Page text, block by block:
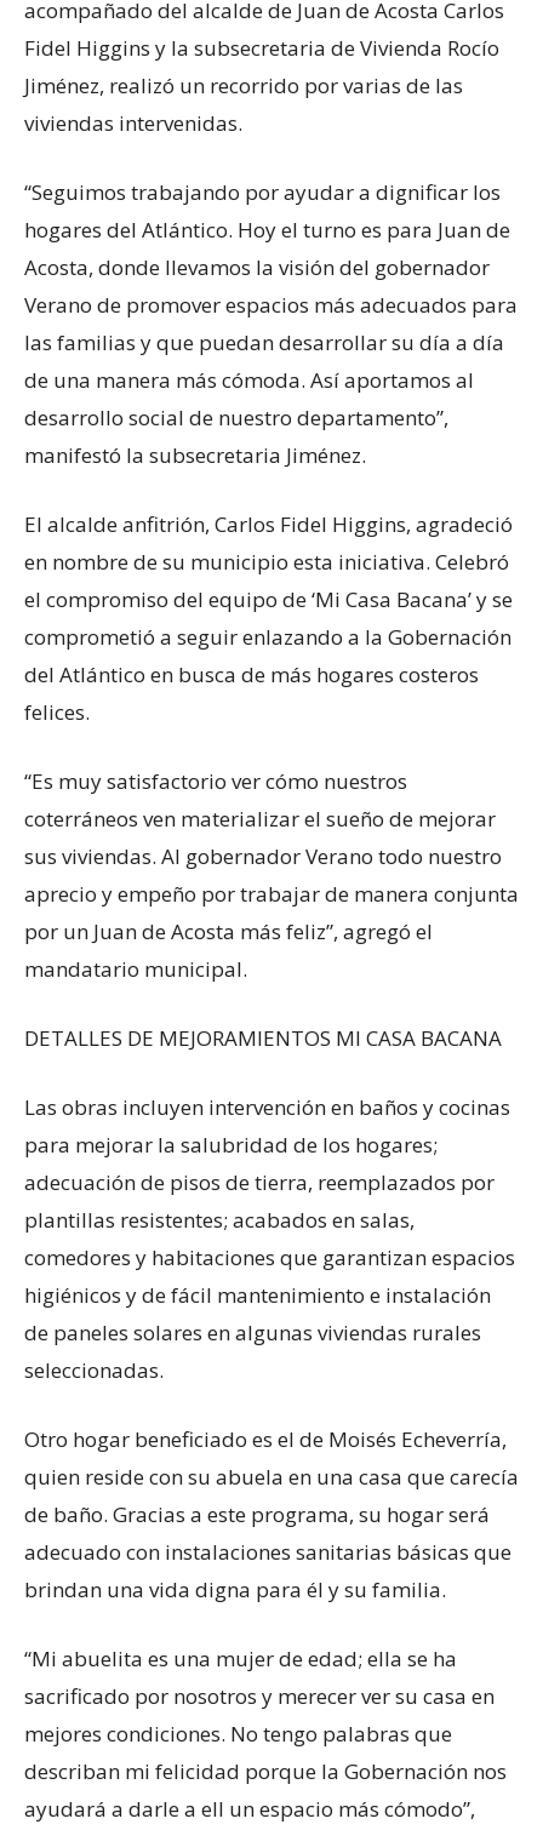
acompañado del alcalde de Juan de Acosta Carlos
Fidel Higgins y la subsecretaria de Vivienda Rocío
Jiménez, realizó un recorrido por varias de las
viviendas intervenidas.
“Seguimos trabajando por ayudar a dignificar los
hogares del Atlántico. Hoy el turno es para Juan de
Acosta, donde llevamos la visión del gobernador
Verano de promover espacios más adecuados para
las familias y que puedan desarrollar su día a día
de una manera más cómoda. Así aportamos al
desarrollo social de nuestro departamento”,
manifestó la subsecretaria Jiménez.
El alcalde anfitrión, Carlos Fidel Higgins, agradeció
en nombre de su municipio esta iniciativa. Celebró
el compromiso del equipo de ‘Mi Casa Bacana’ y se
comprometió a seguir enlazando a la Gobernación
del Atlántico en busca de más hogares costeros
felices.
“Es muy satisfactorio ver cómo nuestros
coterráneos ven materializar el sueño de mejorar
sus viviendas. Al gobernador Verano todo nuestro
aprecio y empeño por trabajar de manera conjunta
por un Juan de Acosta más feliz”, agregó el
mandatario municipal.
DETALLES DE MEJORAMIENTOS MI CASA BACANA
Las obras incluyen intervención en baños y cocinas
para mejorar la salubridad de los hogares;
adecuación de pisos de tierra, reemplazados por
plantillas resistentes; acabados en salas,
comedores y habitaciones que garantizan espacios
higiénicos y de fácil mantenimiento e instalación
de paneles solares en algunas viviendas rurales
seleccionadas.
Otro hogar beneficiado es el de Moisés Echeverría,
quien reside con su abuela en una casa que carecía
de baño. Gracias a este programa, su hogar será
adecuado con instalaciones sanitarias básicas que
brindan una vida digna para él y su familia.
“Mi abuelita es una mujer de edad; ella se ha
sacrificado por nosotros y merecer ver su casa en
mejores condiciones. No tengo palabras que
describan mi felicidad porque la Gobernación nos
ayudará a darle a ell un espacio más cómodo”,